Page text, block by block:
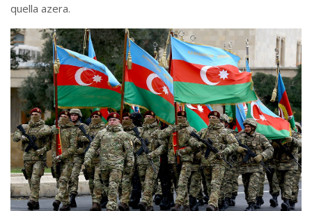
quella azera.